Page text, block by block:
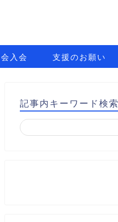
入会 支援のお願い
記事内キーワード検索